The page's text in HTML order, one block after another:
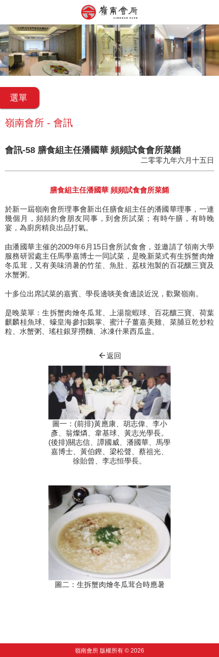
選單
嶺南會所 - 會訊
會訊-58 膳食組主任潘國華 頻頻試食會所菜餚
二零零九年六月十五日
膳食組主任潘國華 頻頻試食會所菜餚
於新一屆嶺南會所理事會新出任膳食組主任的潘國華理事，一連
幾個月，頻頻約會朋友同事，到會所試菜；有時午膳，有時晚
宴，為廚房精良出品打氣。
由潘國華主催的2009年6月15日會所試食會，並邀請了領南大學
服務研習處主任馬學嘉博士一同試菜，是晚新菜式有生拆蟹肉燴
冬瓜茸，又有美味消暑的竹笙、魚肚、荔枝泡製的百花釀三寶及
水蟹粥。
十多位出席試菜的嘉賓、學長邊啖美食邊談近況，歡聚嶺南。
是晚菜單：生拆蟹肉燴冬瓜茸、上湯龍蝦球、百花釀三寶、荷葉
麒麟桂魚球、蠔皇海參扣鵝掌、蜜汁子薑嘉美雞、菜脯豆乾炒粒
粒、水蟹粥、瑤柱銀芽撈麵、冰凍什果西瓜盅。
arrow_back返回
圖一：(前排)黃應康、胡志偉、李小
彥、翁燦燐、韋基球、黃志光學長。
(後排)關志信、譚國威、潘國華、馬學
嘉博士、黃伯鏗、梁松聲、蔡祖光、
徐貽曾、李志恒學長。
圖二：生拆蟹肉燴冬瓜茸合時應暑
嶺南會所 版權所有 © 2026